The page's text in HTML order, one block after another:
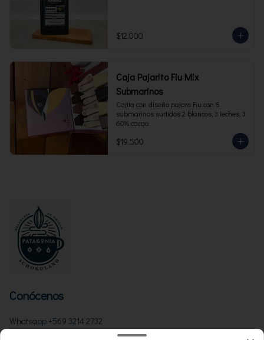
$12.000
Caja Pajarito Fiu Mix
Submarinos
Cajita con diseño pajaro Fiu con 8
submarinos surtidos 2 blancos, 3 leches, 3
60% cacao.
$19.500
Conócenos
Whatsapp +569 3214 2732